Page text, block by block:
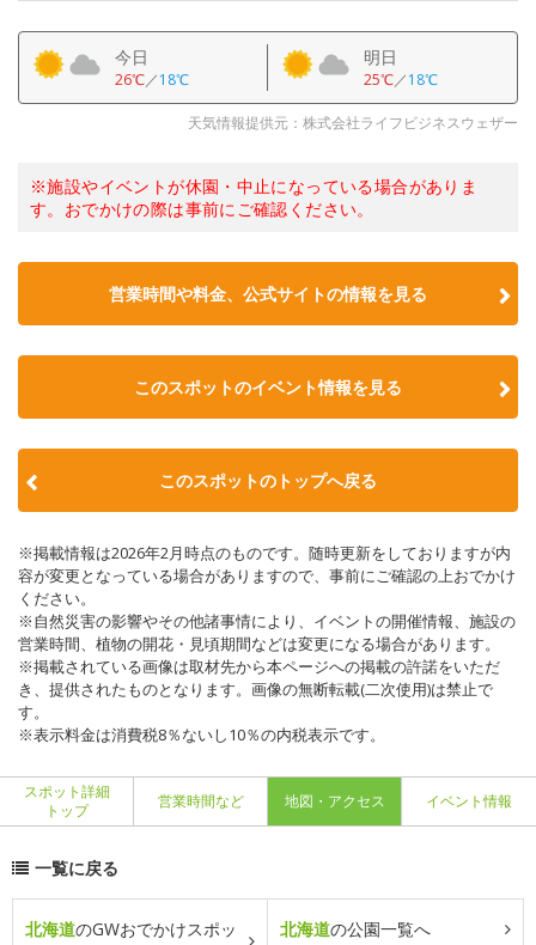
今日
26℃／18℃
明日
25℃／18℃
天気情報提供元：株式会社ライフビジネスウェザー
※施設やイベントが休園・中止になっている場合がありま
す。おでかけの際は事前にご確認ください。
営業時間や料金、公式サイトの情報を見る
このスポットのイベント情報を見る
このスポットのトップへ戻る
※掲載情報は2026年2月時点のものです。随時更新をしておりますが内
容が変更となっている場合がありますので、事前にご確認の上おでかけ
ください。
※自然災害の影響やその他諸事情により、イベントの開催情報、施設の
営業時間、植物の開花・見頃期間などは変更になる場合があります。
※掲載されている画像は取材先から本ページへの掲載の許諾をいただ
き、提供されたものとなります。画像の無断転載(二次使用)は禁止で
す。
※表示料金は消費税8％ないし10％の内税表示です。
スポット詳細
トップ
営業時間など 地図・アクセス イベント情報
一覧に戻る
北海道のGWおでかけスポッ
北海道の公園一覧へ